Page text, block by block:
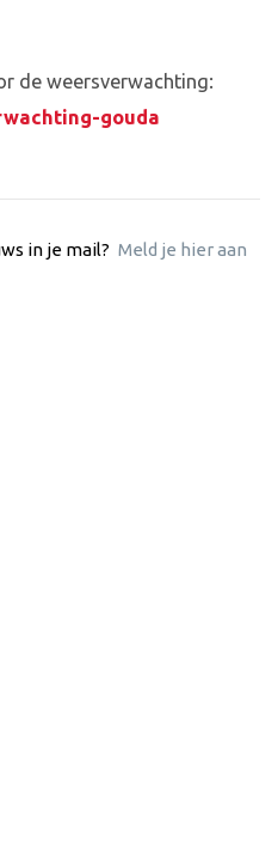
de weersverwachting:
gouda
in je mail? Meld je hier aan